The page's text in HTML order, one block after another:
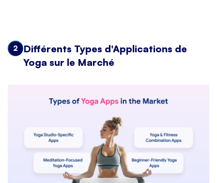
2
Différents Types d'Applications de
Yoga sur le Marché